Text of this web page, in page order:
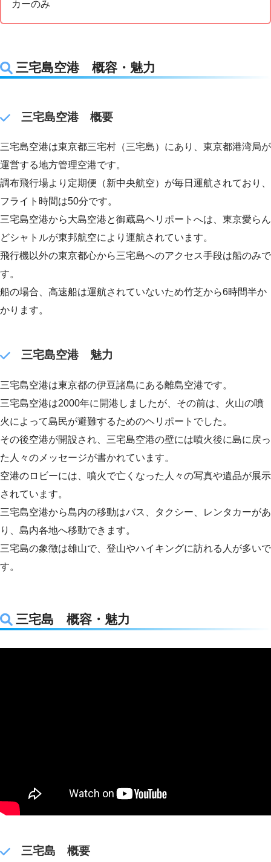
カーのみ
三宅島空港 概容・魅力
三宅島空港 概要
三宅島空港は東京都三宅村（三宅島）にあり、東京都港湾局が
運営する地方管理空港です。
調布飛行場より定期便（新中央航空）が毎日運航されており、
フライト時間は50分です。
三宅島空港から大島空港と御蔵島ヘリポートへは、東京愛らん
どシャトルが東邦航空により運航されています。
飛行機以外の東京都心から三宅島へのアクセス手段は船のみで
す。
船の場合、高速船は運航されていないため竹芝から6時間半か
かります。
三宅島空港 魅力
三宅島空港は東京都の伊豆諸島にある離島空港です。
三宅島空港は2000年に開港しましたが、その前は、火山の噴
火によって島民が避難するためのヘリポートでした。
その後空港が開設され、三宅島空港の壁には噴火後に島に戻っ
た人々のメッセージが書かれています。
空港のロビーには、噴火で亡くなった人々の写真や遺品が展示
されています。
三宅島空港から島内の移動はバス、タクシー、レンタカーがあ
り、島内各地へ移動できます。
三宅島の象徴は雄山で、登山やハイキングに訪れる人が多いで
す。
三宅島 概容・魅力
三宅島 概要